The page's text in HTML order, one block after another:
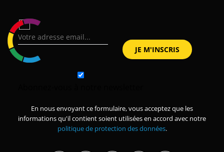
En nous envoyant ce formulaire, vous acceptez que les
informations qu'il contient soient utilisées en accord avec notre
politique de protection des données.